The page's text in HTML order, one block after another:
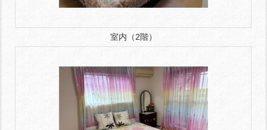
室内（2階）